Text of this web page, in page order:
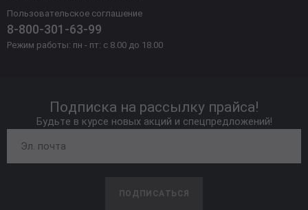
Пользовательское соглашение
8-800-301-63-99
Режим работы: пн - пт: с 8.00 до 18.00
Подписка на рассылку прайса!
Будьте в курсе новых акций и спецпредложений!
ПОДПИСАТЬСЯ